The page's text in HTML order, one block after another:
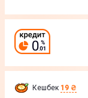
Кешбек 19 ₴